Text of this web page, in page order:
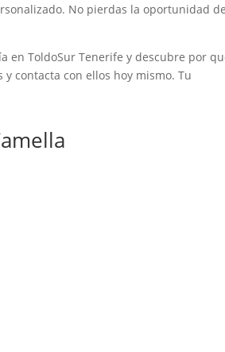
No pierdas la oportunidad de
en ToldoSur Tenerife y descubre por
contacta con ellos hoy mismo. Tu